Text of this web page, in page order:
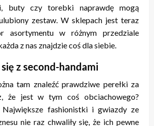
buty czy torebki naprawdę mogą
zestaw. W sklepach jest teraz
asortymentu w różnym przedziale
z nas znajdzie coś dla siebie.
z second-handami
tam znaleźć prawdziwe perełki za
że jest w tym coś obciachowego?
Największe fashionistki i gwiazdy ze
nie raz chwaliły się, że ich pewne